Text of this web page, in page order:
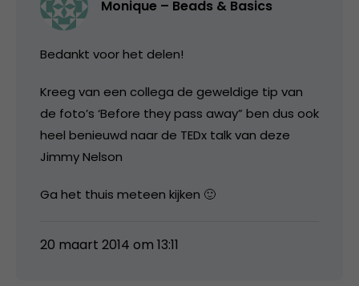
Monique – Beads & Basics
Bedankt voor het delen!
Kreeg van een collega de geweldige tip van
de foto’s ‘Before they pass away” ben dus ook
heel benieuwd naar de TEDx talk van deze
Jimmy Nelson
Ga het thuis meteen kijken 🙂
20 maart 2014 om 13:11